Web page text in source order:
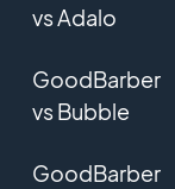
vs Adalo
GoodBarber
vs Bubble
GoodBarber